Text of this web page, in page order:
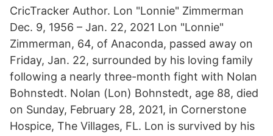
CricTracker Author. Lon "Lonnie" Zimmerman
Dec. 9, 1956 – Jan. 22, 2021 Lon "Lonnie"
Zimmerman, 64, of Anaconda, passed away on
Friday, Jan. 22, surrounded by his loving family
following a nearly three-month fight with Nolan
Bohnstedt. Nolan (Lon) Bohnstedt, age 88, died
on Sunday, February 28, 2021, in Cornerstone
Hospice, The Villages, FL. Lon is survived by his